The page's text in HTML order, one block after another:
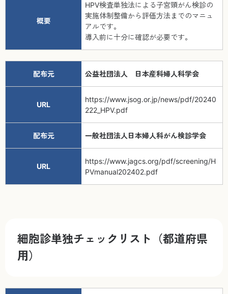
概要
HPV検査単独法による子宮頸がん検診の
実施体制整備から評価方法までのマニュ
アルです。
導入前に十分に確認が必要です。
配布元 公益社団法人 日本産科婦人科学会
URL
https://www.jsog.or.jp/news/pdf/20240
222_HPV.pdf
配布元 一般社団法人日本婦人科がん検診学会
URL
https://www.jagcs.org/pdf/screening/H
PVmanual202402.pdf
細胞診単独チェックリスト（都道府県
用）